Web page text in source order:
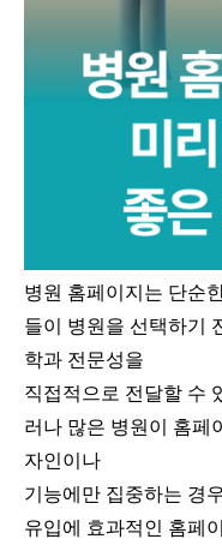
병원 홈페이지는 단순
들이 병원을 선택하기
학과 전문성을
직접적으로 전달할 수
러나 많은 병원이 홈페
자인이나
기능에만 집중하는 경
유입에 효과적인 홈페